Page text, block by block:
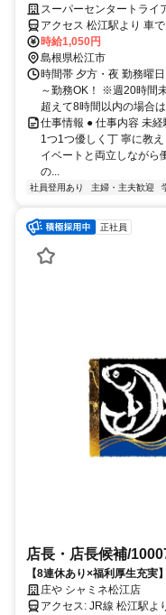
迎！スーパーセンタートライ
アクセス 松江駅より 車
時給1,050円
島根県松江市
時間帯 夕方・夜 勤務曜
～勤務OK！ ※週20時間
超えて8時間以内の場合
仕事情報 ● 仕事内容 未
1つ1つ優しく丁 寧に教
イベートと両立しながら
の...
社員登用あり 主婦・主夫歓迎
正社員
店長・店長候補/
【8連休あり×福利厚生充実
庄や シャミネ松江店
アクセス: JR線 松